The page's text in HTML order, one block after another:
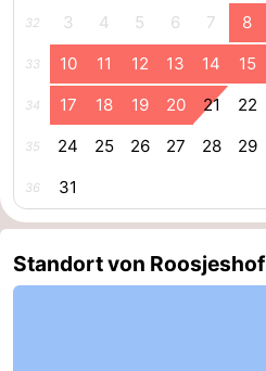
Oranjezon
Oostkapelle
Natur
Domburg
Natur
Walcherse
-
Dishoek
-
32 3 4 5 6 7 8
33 10 11 12 13 14 15
34 17 18 19 20 21 22
35 24 25 26 27 28 29
36 31
Standort von Roosjeshof